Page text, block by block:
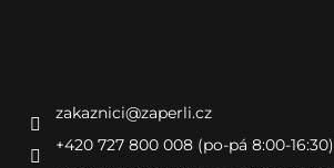
zakaznici@zaperli.cz
+420 727 800 008 (po-pá 8:00-16:30)